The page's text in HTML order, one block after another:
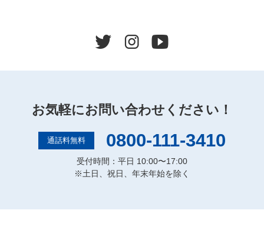
お気軽にお問い合わせください！
通話料無料 0800-111-3410
受付時間：平日 10:00〜17:00
※土日、祝日、年末年始を除く